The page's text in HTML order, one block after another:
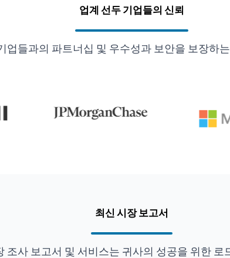
업계 선두 기업들의 신뢰
업들과의 파트너십 및 우수성과 보안을 보장하
최신 시장 보고서
조사 보고서 및 서비스는 귀사의 성공을 위한 로